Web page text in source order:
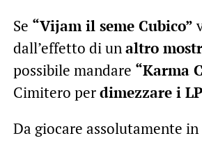
Se “Vijam il seme Cubico”
dall’effetto di unaltro
possibile mandare “Karma
Cimitero perdimezzare i
Da giocare assolutamente in